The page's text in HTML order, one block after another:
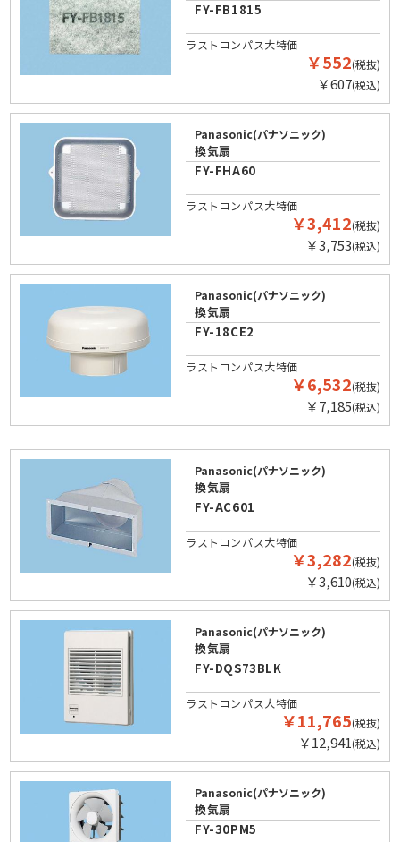
FY-FB1815
ラストコンパス大特価
￥552(税抜)
￥607(税込)
Panasonic(パナソニック)
換気扇
FY-FHA60
ラストコンパス大特価
￥3,412(税抜)
￥3,753(税込)
Panasonic(パナソニック)
換気扇
FY-18CE2
ラストコンパス大特価
￥6,532(税抜)
￥7,185(税込)
Panasonic(パナソニック)
換気扇
FY-AC601
ラストコンパス大特価
￥3,282(税抜)
￥3,610(税込)
Panasonic(パナソニック)
換気扇
FY-DQS73BLK
ラストコンパス大特価
￥11,765(税抜)
￥12,941(税込)
Panasonic(パナソニック)
換気扇
FY-30PM5